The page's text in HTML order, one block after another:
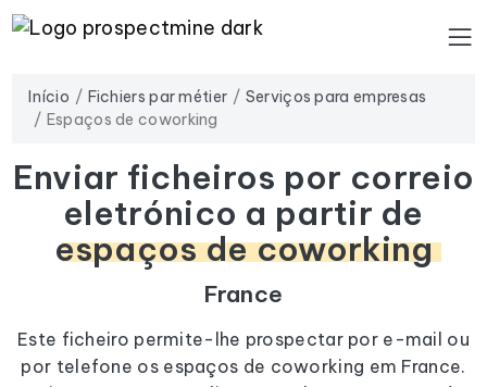
Início Fichiers par métier
Serviços para empresas
Espaços de coworking
Enviar ficheiros por correio
eletrónico a partir de
espaços de coworking
France
Este ficheiro permite-lhe prospectar por e-mail ou
por telefone os espaços de coworking em France.